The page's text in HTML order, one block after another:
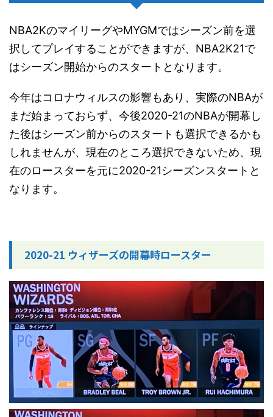
NBA2KのマイリーグやMYGMではシーズン前を選
択してプレイすることができますが、NBA2K21で
はシーズン開始からのスタートとなります。
今年はコロナウィルスの影響もあり、実際のNBAが
まだ始まっておらず、今後2020-21のNBAが開幕し
た後はシーズン前からのスタートも選択できるかも
しれませんが、現在のところ選択できないため、現
在のロースターを元に2020-21シーズンスタートと
なります。
2020-21 ウィザーズの開幕時ロースター